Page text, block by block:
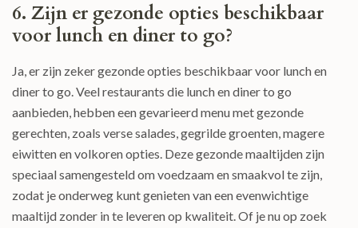
6. Zijn er gezonde opties beschikbaar
voor lunch en diner to go?
Ja, er zijn zeker gezonde opties beschikbaar voor lunch en
diner to go. Veel restaurants die lunch en diner to go
aanbieden, hebben een gevarieerd menu met gezonde
gerechten, zoals verse salades, gegrilde groenten, magere
eiwitten en volkoren opties. Deze gezonde maaltijden zijn
speciaal samengesteld om voedzaam en smaakvol te zijn,
zodat je onderweg kunt genieten van een evenwichtige
maaltijd zonder in te leveren op kwaliteit. Of je nu op zoek